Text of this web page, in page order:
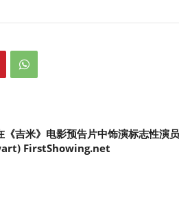
《吉米》电影预告片中饰演标志性演
FirstShowing.net